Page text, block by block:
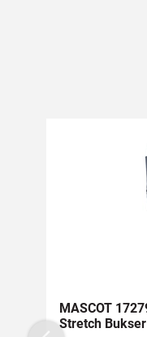
MASCOT
Stretch Bukser